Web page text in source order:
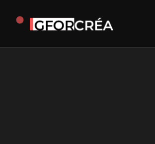
Studio